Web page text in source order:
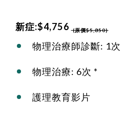
新症:$4,756 (原價$5,850)
物理治療師診斷: 1次
物理治療: 6次 *
護理教育影片